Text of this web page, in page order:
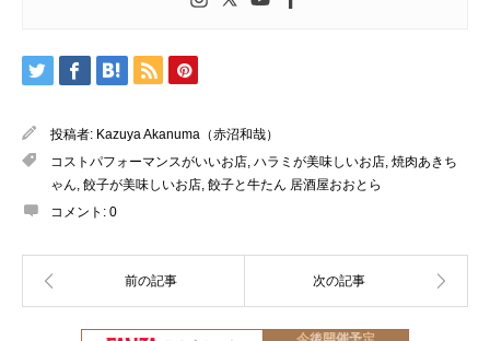
投稿者: Kazuya Akanuma（赤沼和哉）
コストパフォーマンスがいいお店, ハラミが美味しいお店, 焼肉あきち
ゃん, 餃子が美味しいお店, 餃子と牛たん 居酒屋おおとら
コメント: 0